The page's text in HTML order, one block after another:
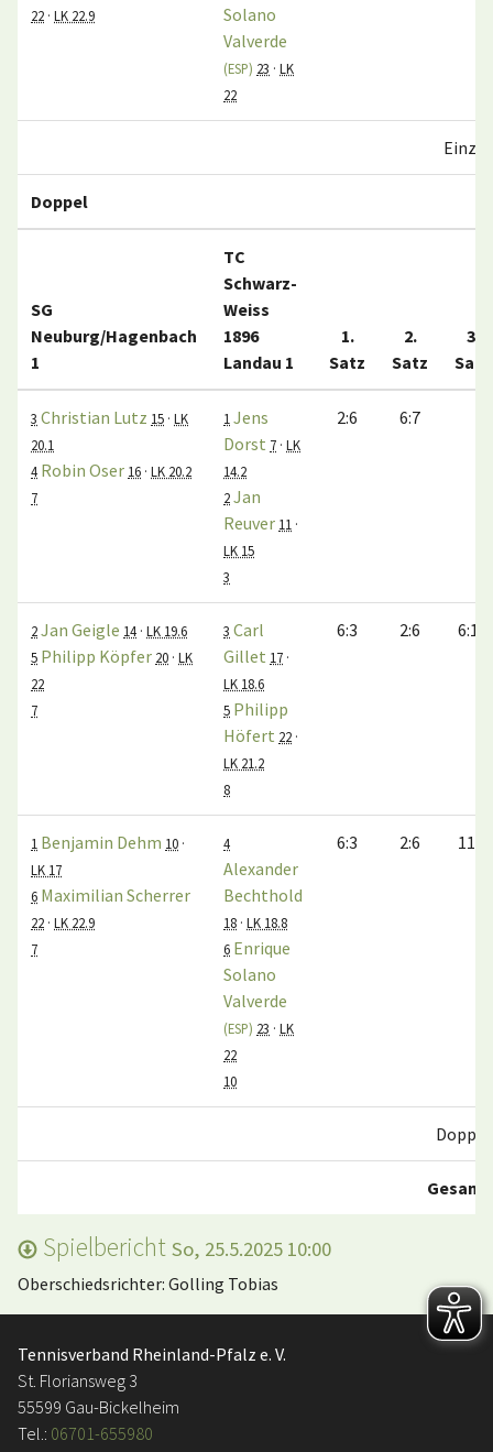
22 · LK 22.9
Solano
Valverde
(ESP) 23 · LK
22
Einzel
Doppel
SG
Neuburg/Hagenbach
1
TC
Schwarz-
Weiss
1896
Landau 1
1.
Satz
2.
Satz
3.
Satz
3 Christian Lutz 15 · LK
20.1
4 Robin Oser 16 · LK 20.2
7
1 Jens
Dorst 7 · LK
14.2
2Jan
Reuver 11 ·
LK 15
3
2:6 6:7
2Jan Geigle 14 · LK 19.6
5 Philipp Köpfer 20 · LK
22
7
3 Carl
Gillet 17 ·
LK 18.6
5 Philipp
Höfert 22 ·
LK 21.2
8
6:3 2:6 6:10
1 Benjamin Dehm 10 ·
LK 17
6 Maximilian Scherrer
22 · LK 22.9
7
4
Alexander
Bechthold
18 · LK 18.8
6 Enrique
Solano
Valverde
(ESP) 23 · LK
22
10
6:3 2:6 11:9
Doppel
Gesamt
Spielbericht So, 25.5.2025 10:00
Oberschiedsrichter: Golling Tobias
Tennisverband Rheinland-Pfalz e. V.
St. Floriansweg 3
55599 Gau-Bickelheim
Tel.: 06701-655980